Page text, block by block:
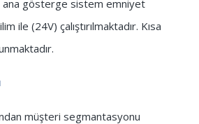
gösterge sistem emniyet
ile (24V) çalıştırılmaktadır. Kısa
müşteri segmantasyonu